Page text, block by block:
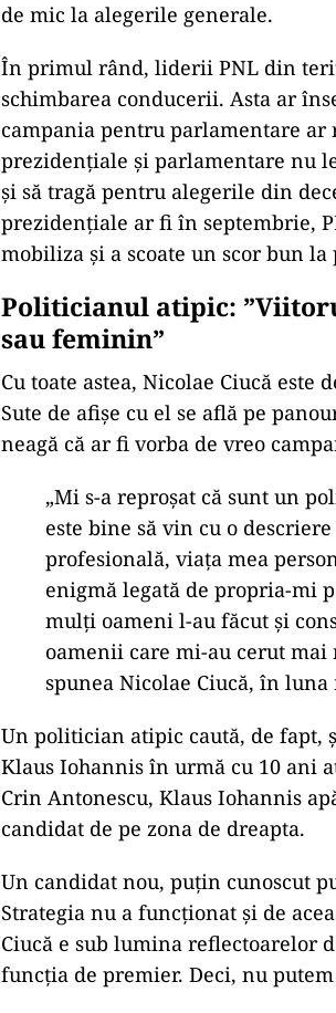
de mic la alegerile generale.
În primul rând, liderii PNL din
schimbarea conducerii. Asta ar
campania pentru parlamentare
prezidențiale și parlamentare nu
și să tragă pentru alegerile din
prezidențiale ar fi în septembrie,
mobiliza și a scoate un scor bun
Politicianul atipic:
sau feminin”
Cu toate astea, Nicolae Ciucă
Sute de afișe cu el se află pe
neagă că ar fi vorba de vreo
„Mi s-a reproşat că sunt un
este bine să vin cu o
profesională, viaţa mea
enigmă legată de propria-mi
mulţi oameni l-au făcut şi
oamenii care mi-au cerut mai
spunea Nicolae Ciucă, în
Un politician atipic caută, de
Klaus Iohannis în urmă cu 10 ani
Crin Antonescu, Klaus Iohannis
candidat de pe zona de dreapta.
Un candidat nou, puțin cunoscut
Strategia nu a funcționat și de
Ciucă e sub lumina reflectoarelor
funcția de premier. Deci, nu